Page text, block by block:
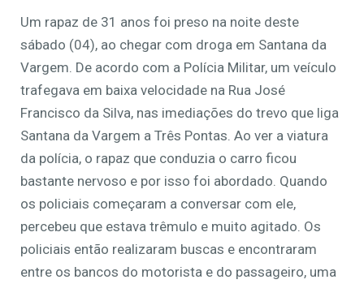
Um rapaz de 31 anos foi preso na noite deste
sábado (04), ao chegar com droga em Santana da
Vargem. De acordo com a Polícia Militar, um veículo
trafegava em baixa velocidade na Rua José
Francisco da Silva, nas imediações do trevo que liga
Santana da Vargem a Três Pontas. Ao ver a viatura
da polícia, o rapaz que conduzia o carro ficou
bastante nervoso e por isso foi abordado. Quando
os policiais começaram a conversar com ele,
percebeu que estava trêmulo e muito agitado. Os
policiais então realizaram buscas e encontraram
entre os bancos do motorista e do passageiro, uma